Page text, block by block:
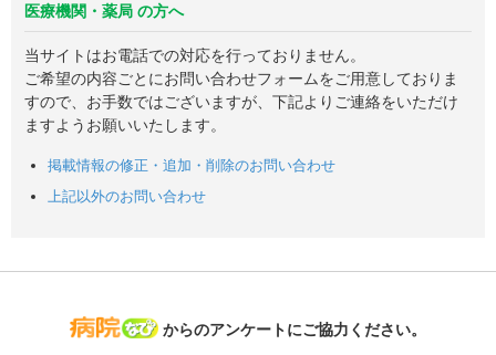
医療機関・薬局 の方へ
当サイトはお電話での対応を行っておりません。
ご希望の内容ごとにお問い合わせフォームをご用意しておりま
すので、お手数ではございますが、下記よりご連絡をいただけ
ますようお願いいたします。
掲載情報の修正・追加・削除のお問い合わせ
上記以外のお問い合わせ
病院なび
からのアンケートにご協力ください。